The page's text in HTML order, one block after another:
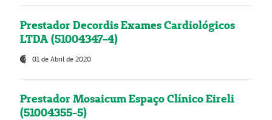
Prestador Decordis Exames Cardiológicos
LTDA (51004347-4)
01 de Abril de 2020
Prestador Mosaicum Espaço Clínico Eireli
(51004355-5)